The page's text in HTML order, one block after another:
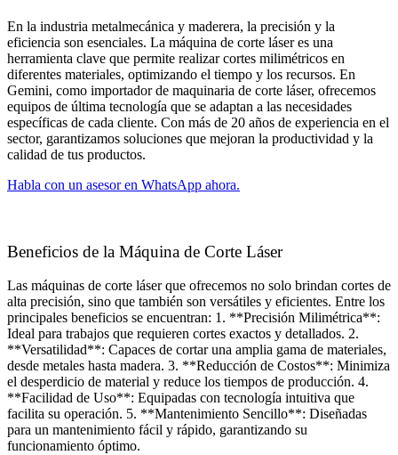
En la industria metalmecánica y maderera, la precisión y la
eficiencia son esenciales. La máquina de corte láser es una
herramienta clave que permite realizar cortes milimétricos en
diferentes materiales, optimizando el tiempo y los recursos. En
Gemini, como importador de maquinaria de corte láser, ofrecemos
equipos de última tecnología que se adaptan a las necesidades
específicas de cada cliente. Con más de 20 años de experiencia en el
sector, garantizamos soluciones que mejoran la productividad y la
calidad de tus productos.
Habla con un asesor en WhatsApp ahora.
Beneficios de la Máquina de Corte Láser
Las máquinas de corte láser que ofrecemos no solo brindan cortes de
alta precisión, sino que también son versátiles y eficientes. Entre los
principales beneficios se encuentran: 1. **Precisión Milimétrica**:
Ideal para trabajos que requieren cortes exactos y detallados. 2.
**Versatilidad**: Capaces de cortar una amplia gama de materiales,
desde metales hasta madera. 3. **Reducción de Costos**: Minimiza
el desperdicio de material y reduce los tiempos de producción. 4.
**Facilidad de Uso**: Equipadas con tecnología intuitiva que
facilita su operación. 5. **Mantenimiento Sencillo**: Diseñadas
para un mantenimiento fácil y rápido, garantizando su
funcionamiento óptimo.